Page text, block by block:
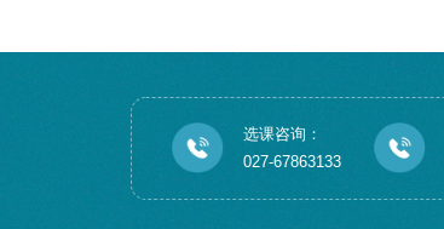
选课咨询：
027-67863133